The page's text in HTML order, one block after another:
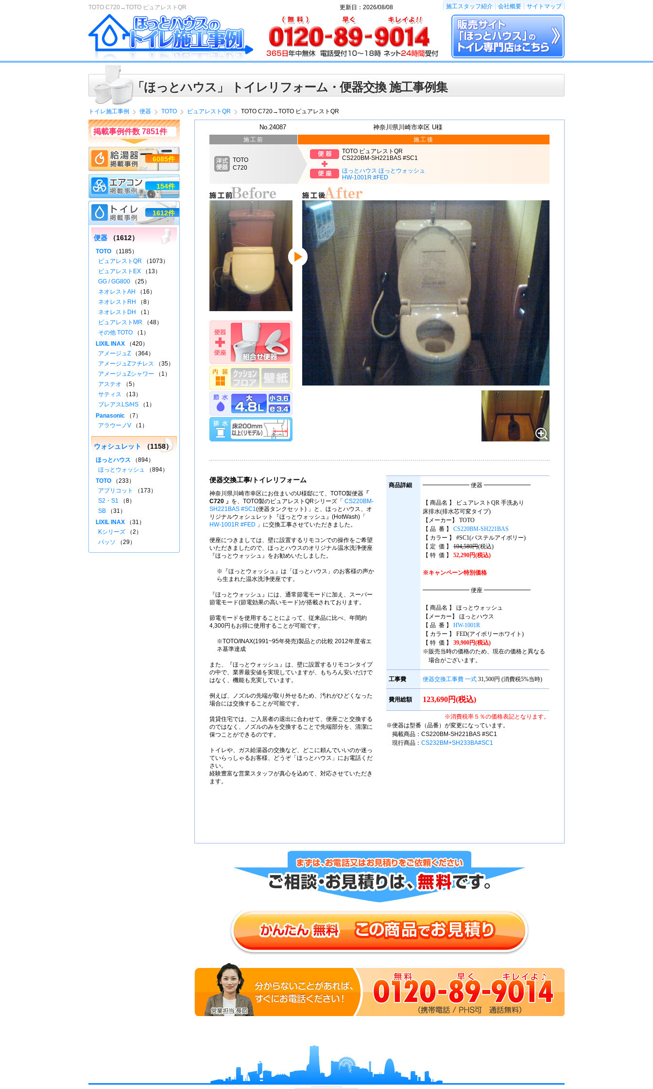
TOTO C720→TOTO ピュアレストQR
「ほっとハウス」 トイレリフォーム・便器交換 施工事例集
トイレ施工事例 便器 TOTO ピュアレストQR TOTO C720→TOTO ピュアレストQR
No.24087 神奈川県川崎市幸区 U様
施工前
TOTO
C720
施工後
TOTO ピュアレストQR
CS220BM-SH221BAS #SC1
ほっとハウス ほっとウォッシュ
HW-1001R #FED
便器交換工事/トイレリフォーム
神奈川県川崎市幸区にお住まいのU様邸にて、TOTO製便器 「
C720 」 を、TOTO製のピュアレストQRシリーズ「 CS220BM-
SH221BAS #SC1(便器タンクセット) 」と、ほっとハウス、オ
リジナルウォシュレット『ほっとウォッシュ』(HotWash)「
HW-1001R #FED 」に交換工事させていただきました。
便座につきましては、壁に設置するリモコンでの操作をご希望
いただきましたので、ほっとハウスのオリジナル温水洗浄便座
『ほっとウォッシュ』をお勧めいたしました。
※『ほっとウォッシュ』は「ほっとハウス」のお客様の声か
ら生まれた温水洗浄便座です。
『ほっとウォッシュ』には、通常節電モードに加え、スーパー
節電モード(節電効果の高いモード)が搭載されております。
節電モードを使用することによって、従来品に比べ、年間約
4,300円もお得に使用することが可能です。
※TOTO/INAX(1991~95年発売)製品との比較 2012年度省エ
ネ基準達成
また、『ほっとウォッシュ』は、壁に設置するリモコンタイプ
の中で、業界最安値を実現していますが、もちろん安いだけで
はなく、機能も充実しています。
例えば、ノズルの先端が取り外せるため、汚れがひどくなった
場合には交換することが可能です。
賃貸住宅では、ご入居者の退出に合わせて、便座ごと交換する
のではなく、ノズルのみを交換することで先端部分を、清潔に
保つことができるのです。
トイレや、ガス給湯器の交換など、どこに頼んでいいのか迷っ
ていらっしゃるお客様、どうぞ「ほっとハウス」にお電話くだ
さい。
経験豊富な営業スタッフが真心を込めて、対応させていただき
ます。
商品詳細 ━━━━━━━━ 便器 ━━━━━━━━
【 商品名 】 ピュアレストQR 手洗あり
床排水(排水芯可変タイプ)
【メーカー】 TOTO
【 品 番 】 CS220BM-SH221BAS
【 カラー 】 #SC1(パステルアイボリー)
【 定 価 】 104,580円(税込)
【 特 価 】 52,290円(税込)
※キャンペーン特別価格
━━━━━━━━ 便座 ━━━━━━━━
【 商品名 】 ほっとウォッシュ
【メーカー】 ほっとハウス
【 品 番 】 HW-1001R
【 カラー 】 FED(アイボリーホワイト)
【 特 価 】 39,900円(税込)
※販売当時の価格のため、現在の価格と異なる
場合がございます。
工事費 便器交換工事費 一式 31,500円 (消費税5%当時)
費用総額 123,690円(税込)
※消費税率５％の価格表記となります。
※便器は型番（品番）が変更になっています。
掲載商品：CS220BM-SH221BAS #SC1
現行商品： CS232BM+SH233BA#SC1
掲載事例件数 7851件
6085件
154件
1612件
便器 （1612）
TOTO （1185）
ピュアレストQR （1073）
ピュアレストEX （13）
GG / GG800 （25）
ネオレストAH
（16）
ネオレストRH
（8）
ネオレストDH
（1）
ピュアレストMR （48）
その他 TOTO （1）
LIXIL INAX （420）
アメージュZ （364）
アメージュZフチレス （35）
アメージュZシャワー （1）
アステオ （5）
サティス （13）
プレアスLS/HS （1）
Panasonic （7）
アラウーノV （1）
ウォシュレット （1158）
ほっとハウス （894）
ほっとウォッシュ （894）
TOTO （233）
アプリコット
（173）
S2・S1 （8）
SB （31）
LIXIL INAX （31）
Kシリーズ （2）
パッソ （29）
更新日：2026/08/08 施工スタッフ紹介 会社概要 サイトマップ